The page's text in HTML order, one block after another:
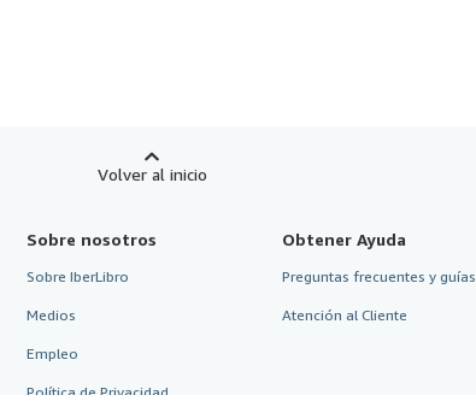
Volver al inicio
Sobre nosotros
Sobre IberLibro
Medios
Empleo
Obtener Ayuda
Preguntas frecuentes y guías
Atención al Cliente